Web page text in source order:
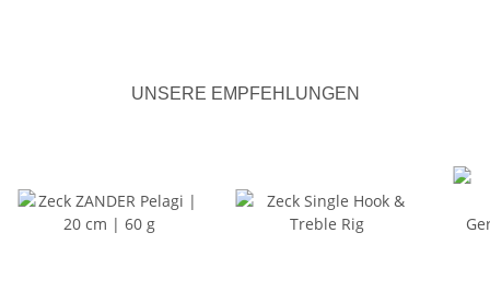
UNSERE EMPFEHLUNGEN